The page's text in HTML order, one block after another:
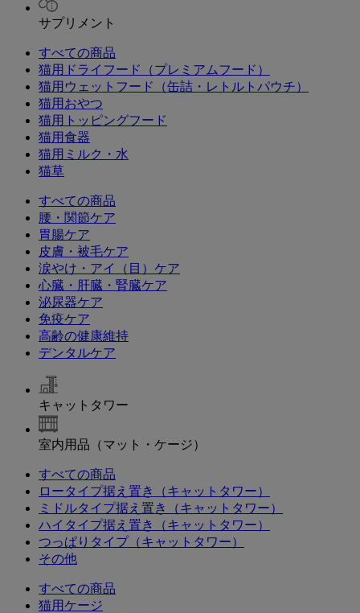
サプリメント
すべての商品
猫用ドライフード（プレミアムフード）
猫用ウェットフード（缶詰・レトルトパウチ）
猫用おやつ
猫用トッピングフード
猫用食器
猫用ミルク・水
猫草
すべての商品
腰・関節ケア
胃腸ケア
皮膚・被毛ケア
涙やけ・アイ（目）ケア
心臓・肝臓・腎臓ケア
泌尿器ケア
免疫ケア
高齢の健康維持
デンタルケア
キャットタワー
室内用品（マット・ケージ）
すべての商品
ロータイプ据え置き（キャットタワー）
ミドルタイプ据え置き（キャットタワー）
ハイタイプ据え置き（キャットタワー）
つっぱりタイプ（キャットタワー）
その他
すべての商品
猫用ケージ